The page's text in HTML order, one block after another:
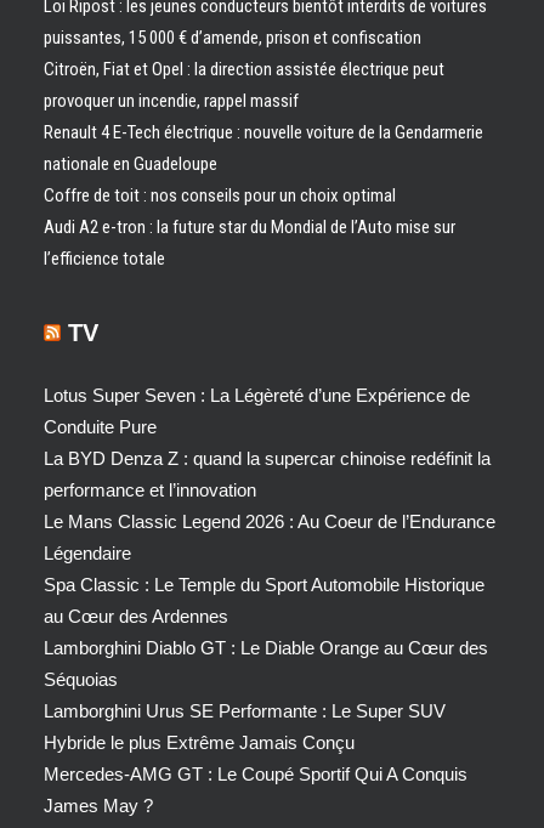
Loi Ripost : les jeunes conducteurs bientôt interdits de voitures
puissantes, 15 000 € d’amende, prison et confiscation
Citroën, Fiat et Opel : la direction assistée électrique peut
provoquer un incendie, rappel massif
Renault 4 E-Tech électrique : nouvelle voiture de la Gendarmerie
nationale en Guadeloupe
Coffre de toit : nos conseils pour un choix optimal
Audi A2 e-tron : la future star du Mondial de l’Auto mise sur
l’efficience totale
TV
Lotus Super Seven : La Légèreté d’une Expérience de
Conduite Pure
La BYD Denza Z : quand la supercar chinoise redéfinit la
performance et l’innovation
Le Mans Classic Legend 2026 : Au Coeur de l’Endurance
Légendaire
Spa Classic : Le Temple du Sport Automobile Historique
au Cœur des Ardennes
Lamborghini Diablo GT : Le Diable Orange au Cœur des
Séquoias
Lamborghini Urus SE Performante : Le Super SUV
Hybride le plus Extrême Jamais Conçu
Mercedes-AMG GT : Le Coupé Sportif Qui A Conquis
James May ?